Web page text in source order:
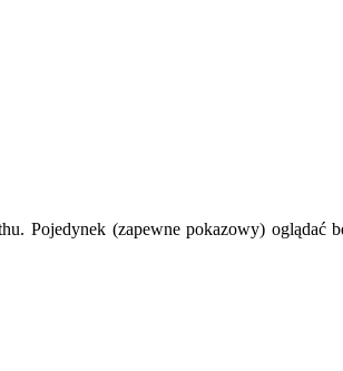
Pojedynek (zapewne pokazowy) oglądać